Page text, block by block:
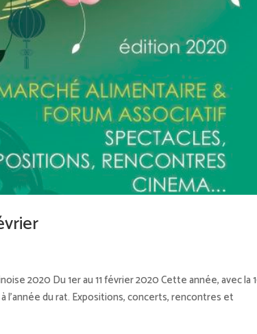
2020 Du 1er au 11 février 2020 Cette année, avec la
l’année du rat. Expositions, concerts, rencontres et